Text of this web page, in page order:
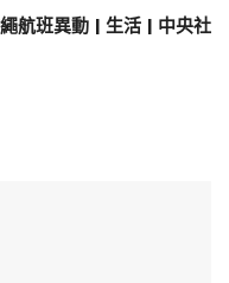
航班異動 | 生活 | 中央社